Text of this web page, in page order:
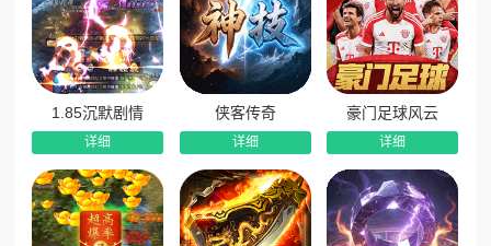
1.85沉默剧情
详细
侠客传奇
详细
豪门足球风云
详细